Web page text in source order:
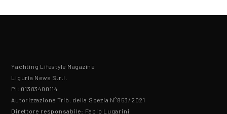
Yachting Lifestyle Magazine
Liguria News S.r.l.
PI: 01383400114
Autorizzazione Trib. della Spezia N°853/2021
Direttore responsabile: Fabio Lugarini